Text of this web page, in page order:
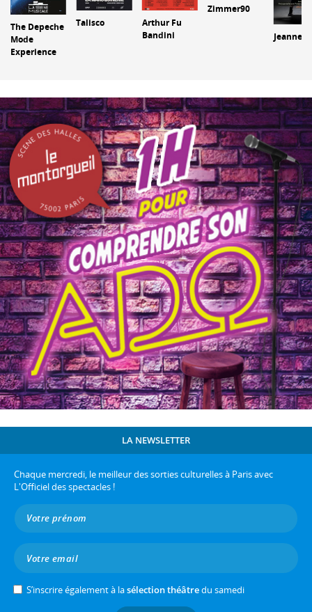
The Depeche
Mode
Experience
Talisco
Arthur Fu
Bandini
Zimmer90
Jeanne
LA NEWSLETTER
Chaque mercredi, le meilleur des sorties culturelles à Paris avec
L'Officiel des spectacles !
S’inscrire également à lasélection théâtredu samedi